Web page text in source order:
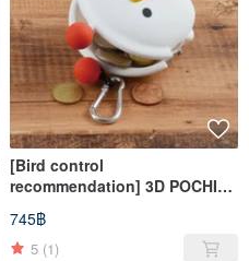
[Bird control
recommendation] 3D POCHI
Friends Bird three-
dimensional Silicone gold bag
/ rooster
745฿
5 (1)